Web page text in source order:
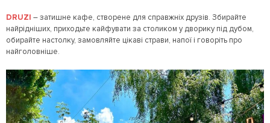
DRUZI – затишне кафе, створене для справжніх друзів. Збирайте
найрідніших, приходьте кайфувати за столиком у дворику під дубом,
обирайте настолку, замовляйте цікаві страви, напої і говоріть про
найголовніше.